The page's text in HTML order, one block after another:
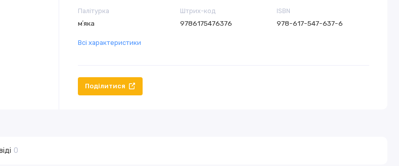
Палітурка
мʼяка
Штрих-код
9786175476376
ISBN
978-617-547-637-6
Всі характеристики
Поділитися
0